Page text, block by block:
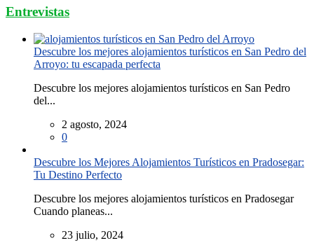
Entrevistas
Descubre los mejores alojamientos turísticos en San Pedro del
Arroyo: tu escapada perfecta
Descubre los mejores alojamientos turísticos en San Pedro
del...
2 agosto, 2024
0
Descubre los Mejores Alojamientos Turísticos en Pradosegar:
Tu Destino Perfecto
Descubre los mejores alojamientos turísticos en Pradosegar
Cuando planeas...
23 julio, 2024